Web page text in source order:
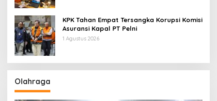
KPK Tahan Empat Tersangka Korupsi Komisi
Asuransi Kapal PT Pelni
1 Agustus 2026
Olahraga